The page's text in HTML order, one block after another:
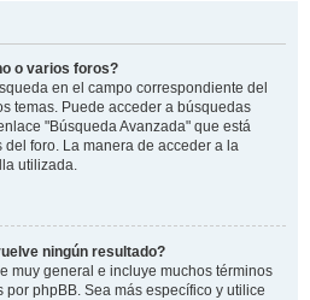
o varios foros?
en el campo correspondiente del
temas. Puede acceder a búsquedas
"Búsqueda Avanzada" que está
foro. La manera de acceder a la
utilizada.
ningún resultado?
muy general e incluye muchos términos
phpBB. Sea más específico y utilice